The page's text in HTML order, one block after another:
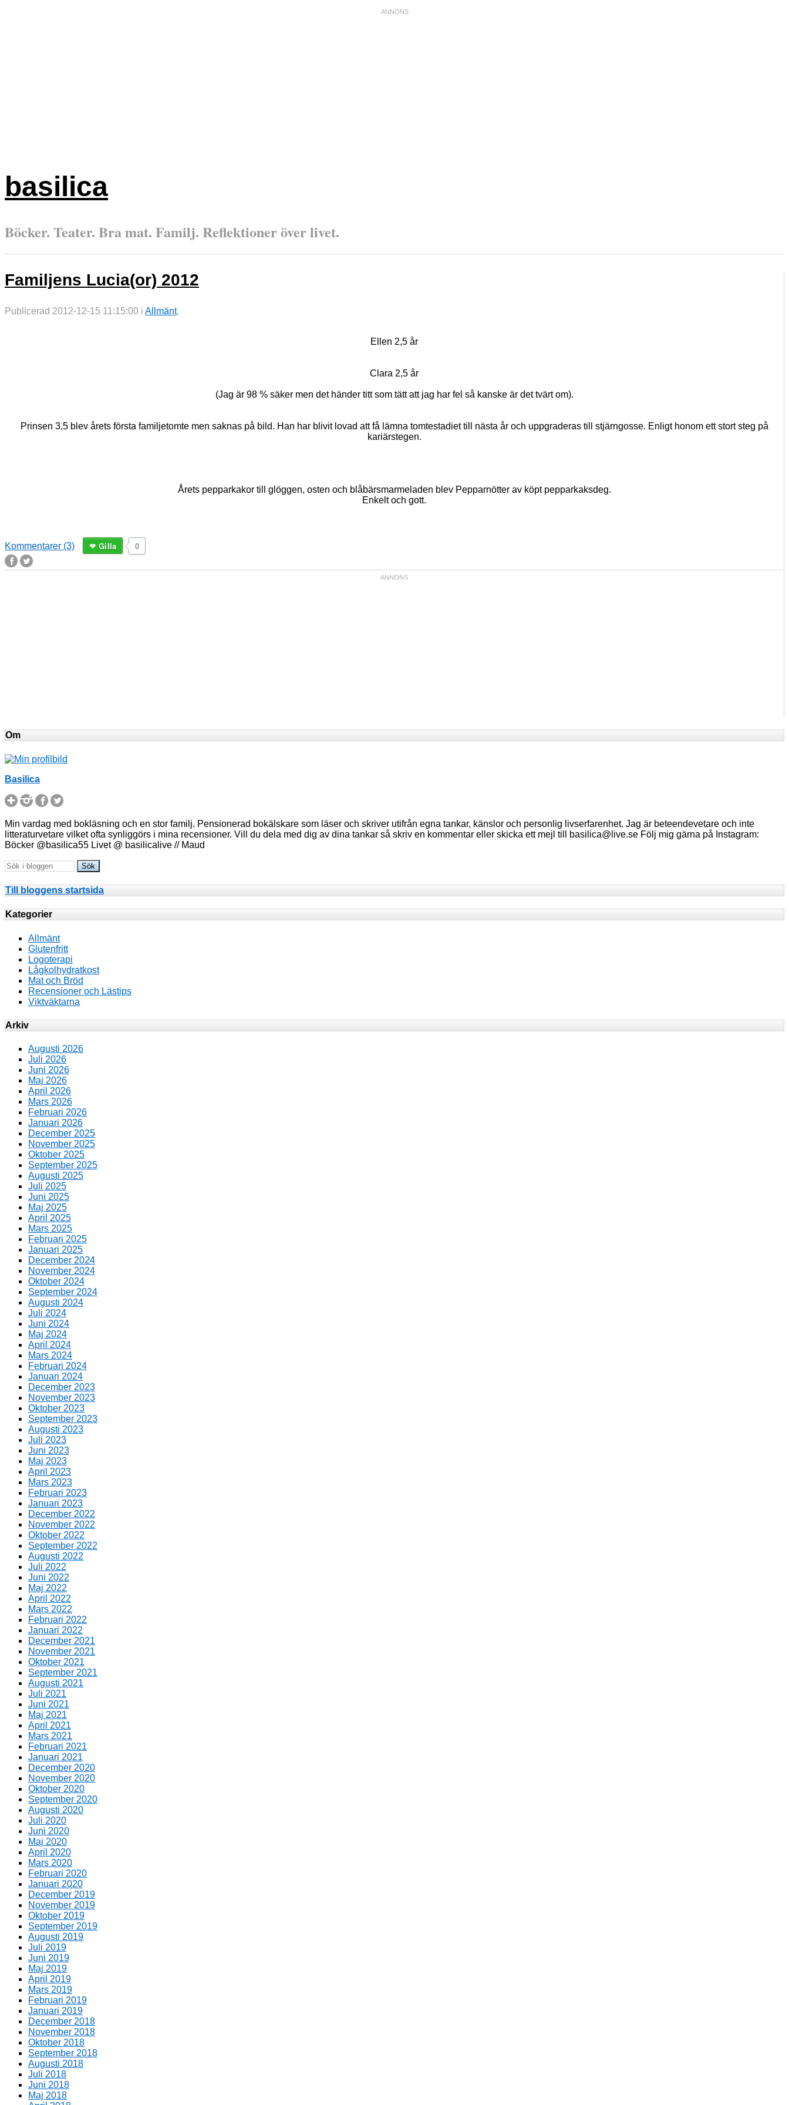
basilica
Böcker. Teater. Bra mat. Familj. Reflektioner över livet.
Familjens Lucia(or) 2012
Publicerad 2012-12-15 11:15:00 i Allmänt,
Ellen 2,5 år
Clara 2,5 år
(Jag är 98 % säker men det händer titt som tätt att jag har fel så kanske är det tvärt om).
Prinsen 3,5 blev årets första familjetomte men saknas på bild. Han har blivit lovad att få lämna tomtestadiet till nästa år och uppgraderas till stjärngosse. Enligt honom ett stort steg på
kariärstegen.
Årets pepparkakor till glöggen, osten och blåbärsmarmeladen blev Pepparnötter av köpt pepparkaksdeg.
Enkelt och gott.
Kommentarer (3) 0
Gilla
Om
Basilica
Min vardag med bokläsning och en stor familj. Pensionerad bokälskare som läser och skriver utifrån egna tankar, känslor och personlig livserfarenhet. Jag är beteendevetare och inte
litteraturvetare vilket ofta synliggörs i mina recensioner. Vill du dela med dig av dina tankar så skriv en kommentar eller skicka ett mejl till basilica@live.se Följ mig gärna på Instagram:
Böcker @basilica55 Livet @ basilicalive // Maud
Till bloggens startsida
Kategorier
Allmänt
Glutenfritt
Logoterapi
Lågkolhydratkost
Mat och Bröd
Recensioner och Lästips
Viktväktarna
Arkiv
Augusti 2026
Juli 2026
Juni 2026
Maj 2026
April 2026
Mars 2026
Februari 2026
Januari 2026
December 2025
November 2025
Oktober 2025
September 2025
Augusti 2025
Juli 2025
Juni 2025
Maj 2025
April 2025
Mars 2025
Februari 2025
Januari 2025
December 2024
November 2024
Oktober 2024
September 2024
Augusti 2024
Juli 2024
Juni 2024
Maj 2024
April 2024
Mars 2024
Februari 2024
Januari 2024
December 2023
November 2023
Oktober 2023
September 2023
Augusti 2023
Juli 2023
Juni 2023
Maj 2023
April 2023
Mars 2023
Februari 2023
Januari 2023
December 2022
November 2022
Oktober 2022
September 2022
Augusti 2022
Juli 2022
Juni 2022
Maj 2022
April 2022
Mars 2022
Februari 2022
Januari 2022
December 2021
November 2021
Oktober 2021
September 2021
Augusti 2021
Juli 2021
Juni 2021
Maj 2021
April 2021
Mars 2021
Februari 2021
Januari 2021
December 2020
November 2020
Oktober 2020
September 2020
Augusti 2020
Juli 2020
Juni 2020
Maj 2020
April 2020
Mars 2020
Februari 2020
Januari 2020
December 2019
November 2019
Oktober 2019
September 2019
Augusti 2019
Juli 2019
Juni 2019
Maj 2019
April 2019
Mars 2019
Februari 2019
Januari 2019
December 2018
November 2018
Oktober 2018
September 2018
Augusti 2018
Juli 2018
Juni 2018
Maj 2018